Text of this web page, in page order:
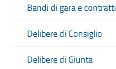
Bandi di gara e contratti
Delibere di Consiglio
Delibere di Giunta